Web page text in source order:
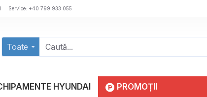
Service: +40 799 933 055
Toate
HYUNDAI PROMOȚII